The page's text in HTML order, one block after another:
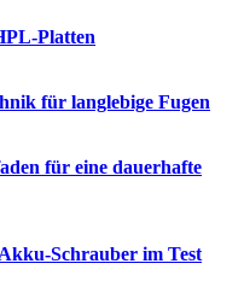
Platten
für langlebige Fugen
für eine dauerhafte
Schrauber im Test